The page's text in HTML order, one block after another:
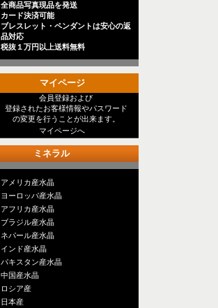
全商品写真現品を発送
カード決済可能
ブレスレット・ペンダントは安心の返
品対応
税抜１万円以上送料無料
マイページ
会員登録および
登録されたお客様情報やパスワード
の変更を行うことが出来ます。
マイページへ
ミネラル
アメリカ産水晶
ヨーロッパ産水晶
アフリカ産水晶
ブラジル産水晶
ネパール産水晶
インド産水晶
パキスタン産水晶
中国産水晶
ロシア産
日本産